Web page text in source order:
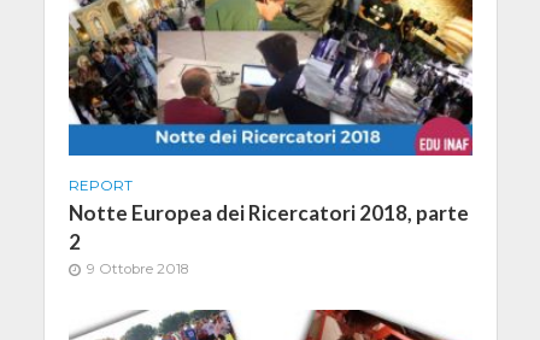
REPORT
Notte Europea dei Ricercatori 2018, parte
2
9 Ottobre 2018